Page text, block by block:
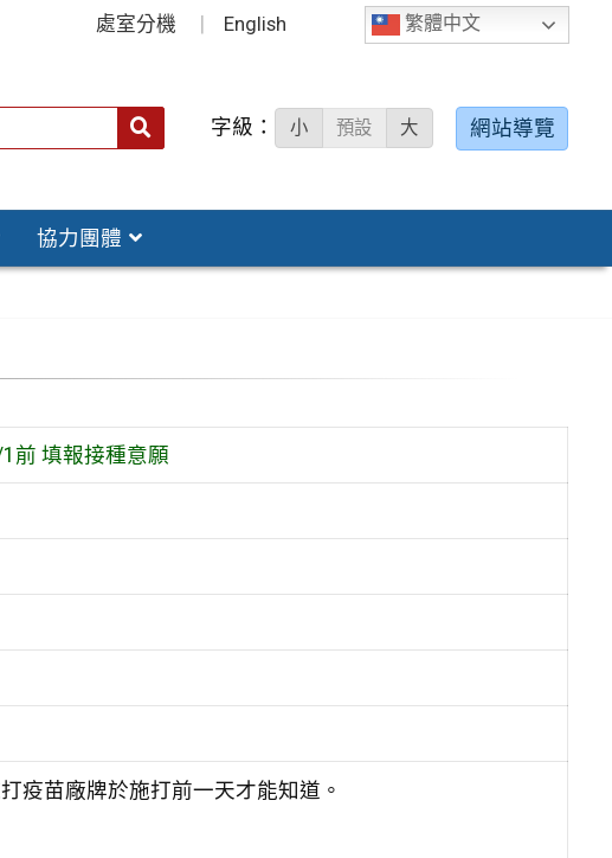
繁體中文
處室分機 English
字級： 小 預設 大 網站導覽
協力團體
前 填報接種意願
疫苗廠牌於施打前一天才能知道。